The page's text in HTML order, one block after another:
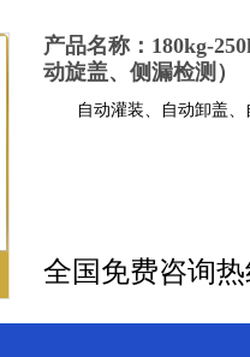
产品名称：180kg-
动旋盖、侧漏检测）
自动灌装、自动卸盖、
全国免费咨询热